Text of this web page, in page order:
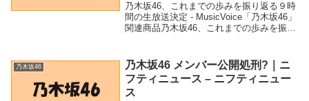
乃木坂46、これまでの歩みを振り返る９時
間の生放送決定 - MusicVoice「乃木坂46」
関連商品乃木坂46、これまでの歩みを振り
の生放送決定M...
乃木坂46
乃木坂46 メンバー公開処刑?｜ニ
フティニュース – ニフティニュー
ス